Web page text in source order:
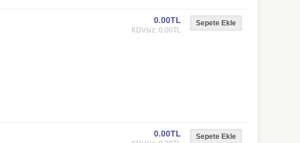
0.00TL
KDVsiz: 0.00TL
0.00TL